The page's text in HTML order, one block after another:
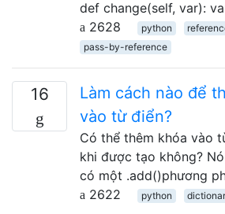
def change(self, var):
2628
python
pass-by-reference
16
Làm cách nào để
vào từ điển?
Có thể thêm khóa vào
khi được tạo không?
có một .add()phương
2622
python